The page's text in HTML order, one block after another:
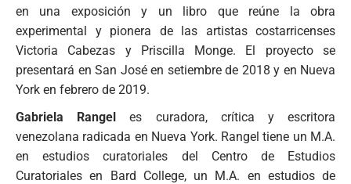
en una exposición y un libro que reúne la obra
experimental y pionera de las artistas costarricenses
Victoria Cabezas y Priscilla Monge. El proyecto se
presentará en San José en setiembre de 2018 y en Nueva
York en febrero de 2019.
Gabriela Rangeles curadora, crítica y escritora
venezolana radicada en Nueva York. Rangel tiene un M.A.
en estudios curatoriales del Centro de Estudios
Curatoriales en Bard College, un M.A. en estudios de